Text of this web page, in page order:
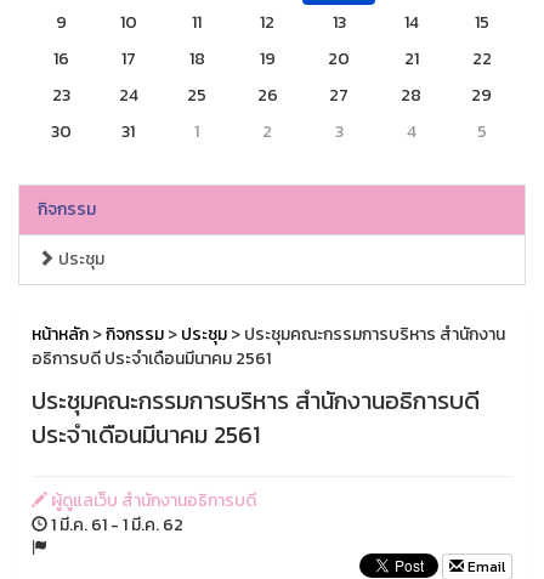
9
10 11 12 13 14
15
16
17 18 19 20 21
22
23
24 25 26 27 28
29
30
31 1 2 3 4 5
กิจกรรม
ประชุม
หน้าหลัก>กิจกรรม>ประชุม> ประชุมคณะกรรมการบริหาร สำนักงาน
อธิการบดี ประจำเดือนมีนาคม 2561
ประชุมคณะกรรมการบริหาร สำนักงานอธิการบดี
ประจำเดือนมีนาคม 2561
ผู้ดูแลเว็บ สำนักงานอธิการบดี
1 มี.ค. 61 - 1 มี.ค. 62
Email